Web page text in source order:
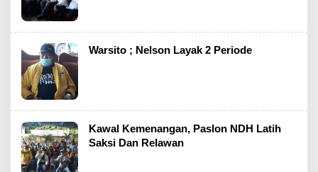
Warsito ; Nelson Layak 2 Periode
Kawal Kemenangan, Paslon NDH Latih
Saksi Dan Relawan